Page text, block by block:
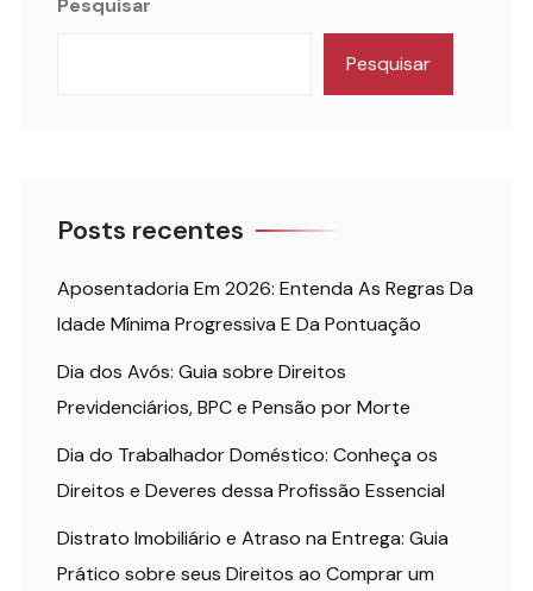
Pesquisar
Pesquisar
Posts recentes
Aposentadoria Em 2026: Entenda As Regras Da
Idade Mínima Progressiva E Da Pontuação
Dia dos Avós: Guia sobre Direitos
Previdenciários, BPC e Pensão por Morte
Dia do Trabalhador Doméstico: Conheça os
Direitos e Deveres dessa Profissão Essencial
Distrato Imobiliário e Atraso na Entrega: Guia
Prático sobre seus Direitos ao Comprar um